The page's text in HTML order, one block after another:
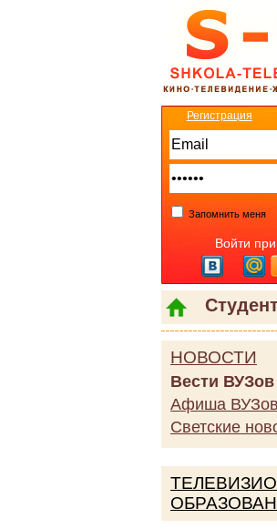
Регистрация
Запомнить меня
Войти
НОВОСТИ
Вести ВУЗов
Афиша ВУЗов
Светские